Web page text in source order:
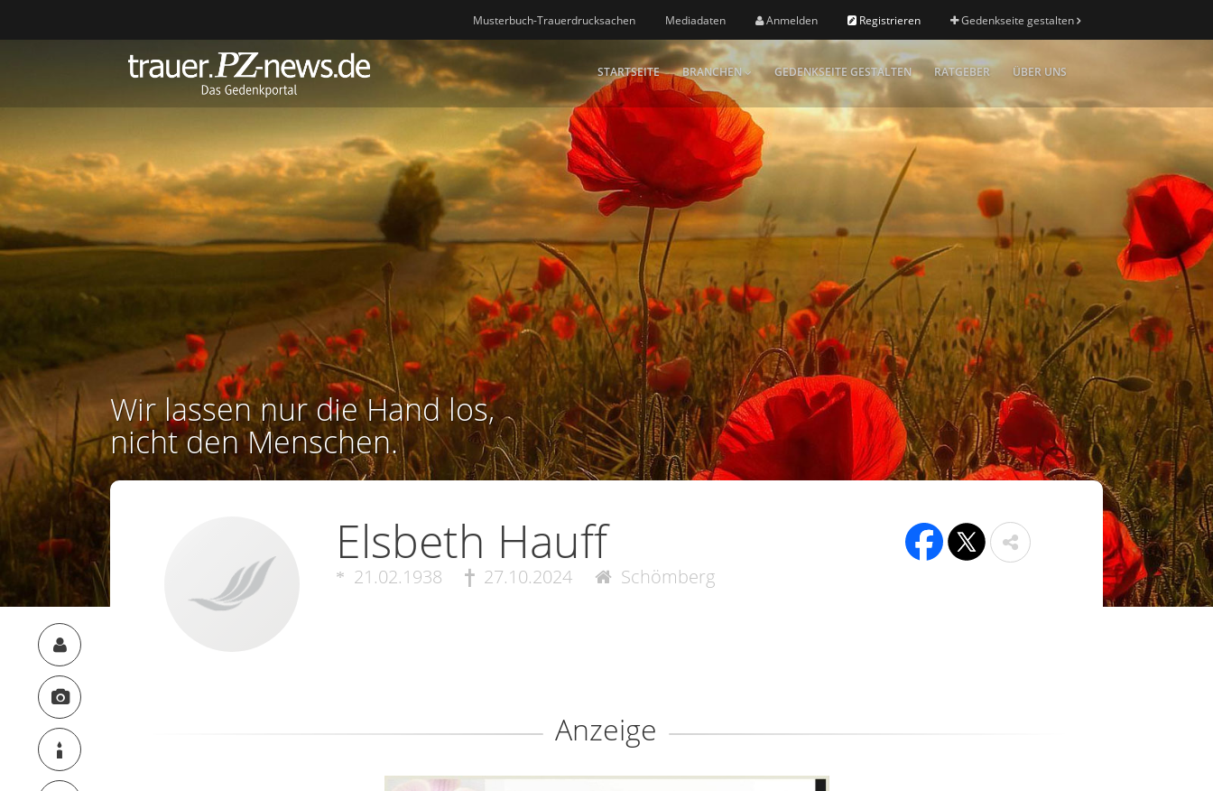
Musterbuch-Trauerdrucksachen Mediadaten Anmelden Registrieren Gedenkseite gestalten
STARTSEITE BRANCHEN GEDENKSEITE GESTALTEN RATGEBER ÜBER UNS
Wir lassen nur die Hand los,
nicht den Menschen.
Elsbeth Hauff
21.02.1938 27.10.2024 Schömberg
Anzeige